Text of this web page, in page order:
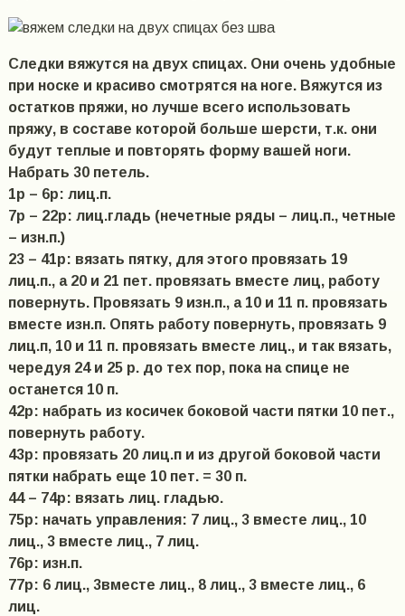
Следки вяжутся на двух спицах. Они очень удобные
при носке и красиво смотрятся на ноге. Вяжутся из
остатков пряжи, но лучше всего использовать
пряжу, в составе которой больше шерсти, т.к. они
будут теплые и повторять форму вашей ноги.
Набрать 30 петель.
1р – 6р: лиц.п.
7р – 22р: лиц.гладь (нечетные ряды – лиц.п., четные
– изн.п.)
23 – 41р: вязать пятку, для этого провязать 19
лиц.п., а 20 и 21 пет. провязать вместе лиц, работу
повернуть. Провязать 9 изн.п., а 10 и 11 п. провязать
вместе изн.п. Опять работу повернуть, провязать 9
лиц.п, 10 и 11 п. провязать вместе лиц., и так вязать,
чередуя 24 и 25 р. до тех пор, пока на спице не
останется 10 п.
42р: набрать из косичек боковой части пятки 10 пет.,
повернуть работу.
43р: провязать 20 лиц.п и из другой боковой части
пятки набрать еще 10 пет. = 30 п.
44 – 74р: вязать лиц. гладью.
75р: начать управления: 7 лиц., 3 вместе лиц., 10
лиц., 3 вместе лиц., 7 лиц.
76р: изн.п.
77р: 6 лиц., 3вместе лиц., 8 лиц., 3 вместе лиц., 6
лиц.